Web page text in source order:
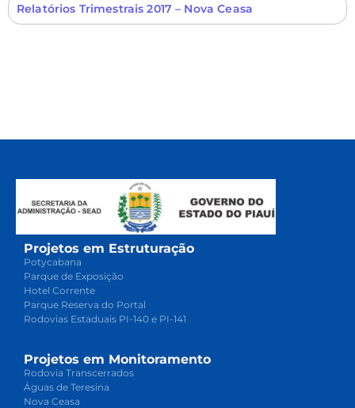
Relatórios Trimestrais 2017 – Nova Ceasa
Projetos em Estruturação
Potycabana
Parque de Exposição
Hotel Corrente
Parque Reserva do Portal
Rodovias Estaduais PI-140 e PI-141
Projetos em Monitoramento
Rodovia Transcerrados
Águas de Teresina
Nova Ceasa